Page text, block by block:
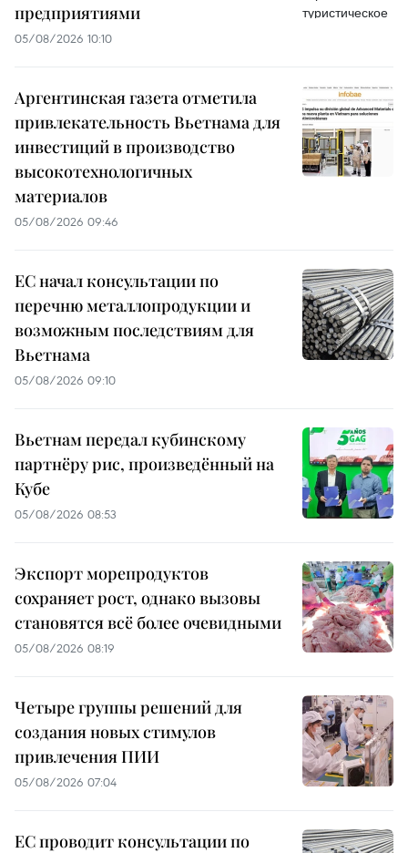
предприятиями
05/08/2026 10:10
Аргентинская газета отметила
привлекательность Вьетнама для
инвестиций в производство
высокотехнологичных
материалов
05/08/2026 09:46
ЕС начал консультации по
перечню металлопродукции и
возможным последствиям для
Вьетнама
05/08/2026 09:10
Вьетнам передал кубинскому
партнёру рис, произведённый на
Кубе
05/08/2026 08:53
Экспорт морепродуктов
сохраняет рост, однако вызовы
становятся всё более очевидными
05/08/2026 08:19
Четыре группы решений для
создания новых стимулов
привлечения ПИИ
05/08/2026 07:04
ЕС проводит консультации по